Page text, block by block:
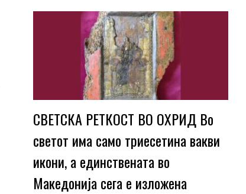
СВЕТСКА РЕТКОСТ ВО ОХРИД Во
светот има само триесетина вакви
икони, а единствената во
Македонија сега е изложена